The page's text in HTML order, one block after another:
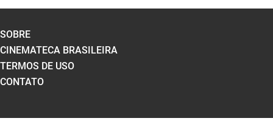
SOBRE
CINEMATECA BRASILEIRA
TERMOS DE USO
CONTATO